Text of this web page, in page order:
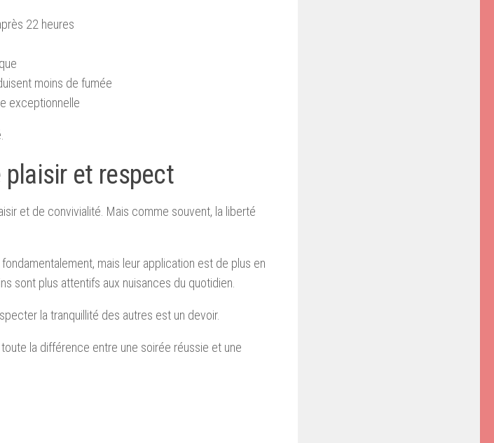
22 heures
moins de fumée
exceptionnelle
plaisir et respect
et de convivialité. Mais comme souvent, la liberté
mais leur application est de plus en
sont plus attentifs aux nuisances du quotidien.
la tranquillité des autres est un devoir.
la différence entre une soirée réussie et une